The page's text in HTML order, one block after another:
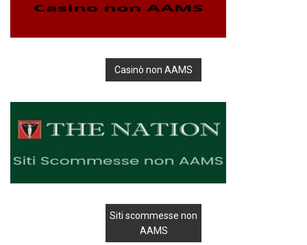
Casinò non AAMS
Siti scommesse non
AAMS